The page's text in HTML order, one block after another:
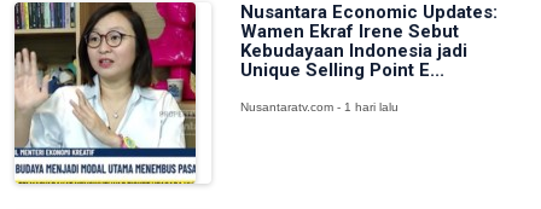
Nusantara Economic Updates:
Wamen Ekraf Irene Sebut
Kebudayaan Indonesia jadi
Unique Selling Point E...
Nusantaratv.com - 1 hari lalu